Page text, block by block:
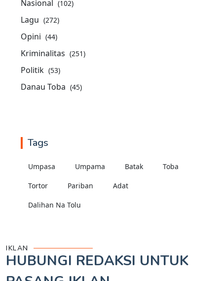
Nasional (102)
Lagu (272)
Opini (44)
Kriminalitas (251)
Politik (53)
Danau Toba (45)
Tags
Umpasa Umpama Batak Toba
Tortor Pariban Adat
Dalihan Na Tolu
IKLAN
HUBUNGI REDAKSI UNTUK